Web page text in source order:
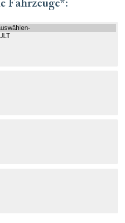
Fahrzeuge*: